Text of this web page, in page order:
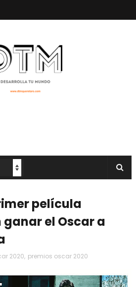
película
el Oscar a
2020, premios oscar 2020